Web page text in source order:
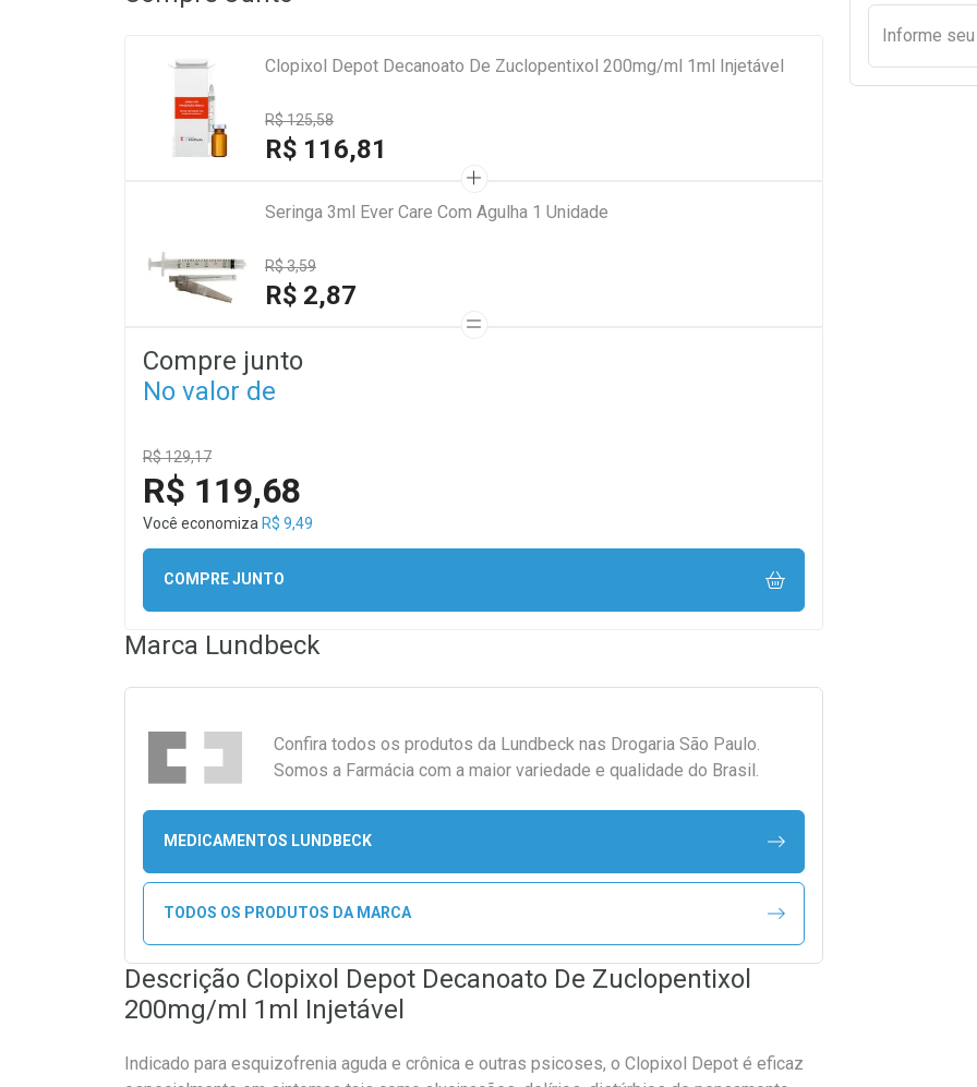
Informe seu
Clopixol Depot Decanoato De Zuclopentixol 200mg/ml 1ml Injetável
R$ 125,58
R$ 116,81
Seringa 3ml Ever Care Com Agulha 1 Unidade
R$ 3,59
R$ 2,87
Compre junto
No valor de
R$ 129,17
R$ 119,68
Você economiza R$ 9,49
COMPRE JUNTO
Marca Lundbeck
Confira todos os produtos da Lundbeck nas Drogaria São Paulo.
Somos a Farmácia com a maior variedade e qualidade do Brasil.
MEDICAMENTOS LUNDBECK
TODOS OS PRODUTOS DA MARCA
Descrição Clopixol Depot Decanoato De Zuclopentixol
200mg/ml 1ml Injetável
Indicado para esquizofrenia aguda e crônica e outras psicoses, o Clopixol Depot é eficaz